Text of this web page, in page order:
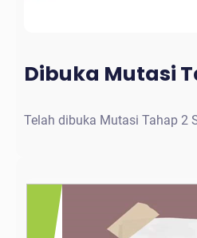
Dibuka Mutasi
Telah dibuka Mutasi Tahap 2